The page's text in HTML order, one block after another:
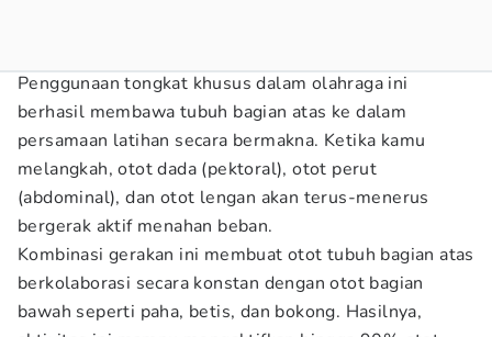
Penggunaan tongkat khusus dalam olahraga ini
berhasil membawa tubuh bagian atas ke dalam
persamaan latihan secara bermakna. Ketika kamu
melangkah, otot dada (pektoral), otot perut
(abdominal), dan otot lengan akan terus-menerus
bergerak aktif menahan beban.
Kombinasi gerakan ini membuat otot tubuh bagian atas
berkolaborasi secara konstan dengan otot bagian
bawah seperti paha, betis, dan bokong. Hasilnya,